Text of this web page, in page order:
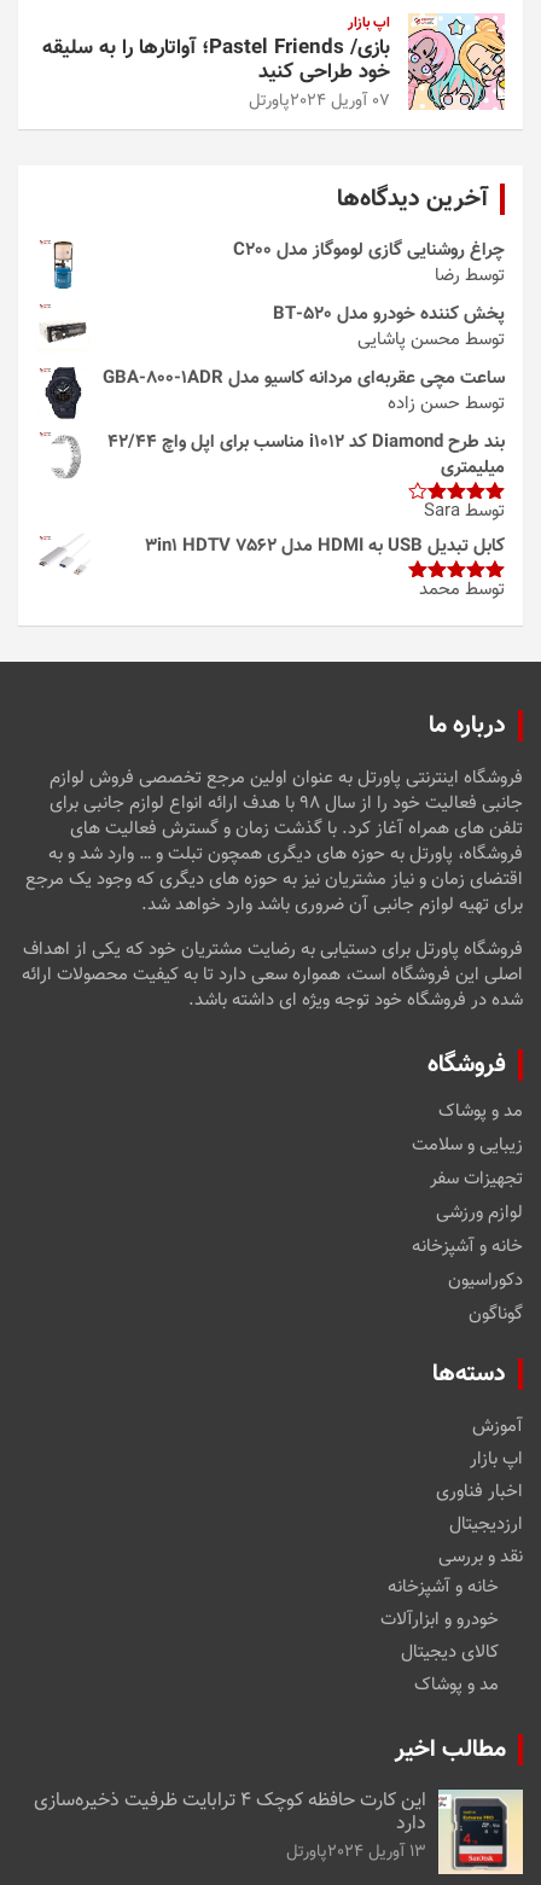
اپ بازار
بازی/ Pastel Friends؛ آواتارها را به سلیقه
خود طراحی کنید
07 آوریل 2024 پاورتل
آخرین دیدگاه‌ها
چراغ روشنایی گازی لوموگاز مدل C200
توسط رضا
پخش کننده خودرو مدل 520-BT
توسط محسن پاشایی
ساعت مچی عقربه‌ای مردانه کاسیو مدل GBA-800-1ADR
توسط حسن زاده
بند طرح Diamond کد i1012 مناسب برای اپل واچ 42/44
میلیمتری
امتیاز4
از 5
توسط Sara
کابل تبدیل USB به HDMI مدل 3in1 HDTV 7562
امتیاز5از
توسط محمد
درباره ما
فروشگاه اینترنتی پاورتل به عنوان اولین مرجع تخصصی فروش لوازم
جانبی فعالیت خود را از سال ۹۸ با هدف ارائه انواع لوازم جانبی برای
تلفن های همراه آغاز کرد. با گذشت زمان و گسترش فعالیت های
فروشگاه، پاورتل به حوزه های دیگری همچون تبلت و … وارد شد و به
اقتضای زمان و نیاز مشتریان نیز به حوزه های دیگری که وجود یک مرجع
برای تهیه لوازم جانبی آن ضروری باشد وارد خواهد شد.
فروشگاه پاورتل برای دستیابی به رضایت مشتریان خود که یکی از اهداف
اصلی این فروشگاه است، همواره سعی دارد تا به کیفیت محصولات ارائه
شده در فروشگاه خود توجه ویژه ای داشته باشد.
فروشگاه
مد و پوشاک
زیبایی و سلامت
تجهیزات سفر
لوازم ورزشی
خانه و آشپزخانه
دکوراسیون
گوناگون
دسته‌ها
آموزش
اپ بازار
اخبار فناوری
ارزدیجیتال
نقد و بررسی
خانه و آشپزخانه
خودرو و ابزارآلات
کالای دیجیتال
مد و پوشاک
مطالب اخیر
این کارت حافظه کوچک ۴ ترابایت ظرفیت ذخیره‌سازی
دارد
13 آوریل 2024 پاورتل